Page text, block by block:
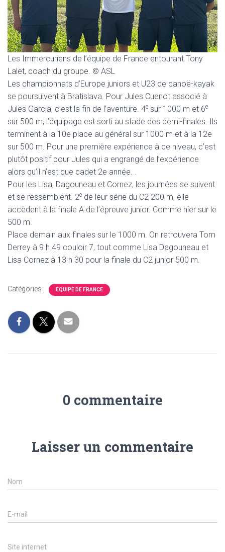
I
O
N
Les Immercuriens de l’équipe de France entourant Tony
Lalet, coach du groupe. © ASL
Les championnats d’Europe juniors et U23 de canoë-kayak
se poursuivent à Bratislava. Pour Jules Cuenot associé à
Jules Garcia, c’est la fin de l’aventure. 4e sur 1000 m et 6e
sur 500 m, l’équipage est sorti au stade des demi-finales. Ils
terminent à la 10e place au général sur 1000 m et à la 12e
sur 500 m. Pour une première expérience à ce niveau, c’est
plutôt positif pour Jules qui a engrangé de l’expérience
alors qu’il n’est que cadet 2e année. .
Pour les Lisa, Dagouneau et Cornez, les journées se suivent
et se ressemblent. 2e de leur série du C2 200 m, elle
accèdent à la finale A de l’épreuve junior. Comme hier sur le
500 m.
Place demain aux finales sur le 1000 m. On retrouvera Tom
Derrey à 9 h 49 couloir 7, tout comme Lisa Dagouneau et
Lisa Cornez à 13 h 30 pour la finale du C2 junior 500 m.
Catégories : EQUIPE DE FRANCE
0 commentaire
Laisser un commentaire
Nom
E-mail
Site internet